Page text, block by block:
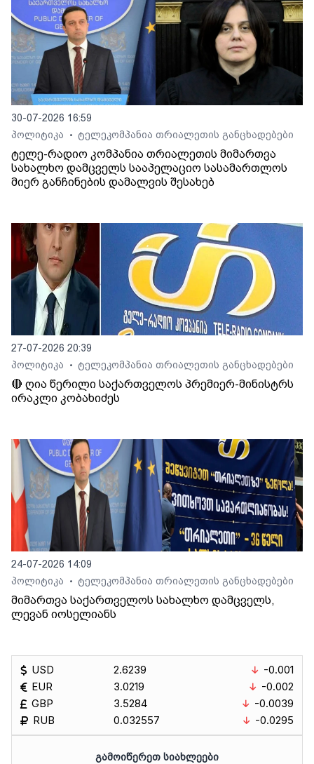
30-07-2026 16:59
პოლიტიკა
• ტელეკომპანია თრიალეთის განცხადებები
ტელე-რადიო კომპანია თრიალეთის მიმართვა
სახალხო დამცველს სააპელაციო სასამართლოს
მიერ განჩინების დამალვის შესახებ
27-07-2026 20:39
პოლიტიკა
• ტელეკომპანია თრიალეთის განცხადებები
🔴 ღია წერილი საქართველოს პრემიერ-მინისტრს
ირაკლი კობახიძეს
24-07-2026 14:09
პოლიტიკა
• ტელეკომპანია თრიალეთის განცხადებები
მიმართვა საქართველოს სახალხო დამცველს,
ლევან იოსელიანს
USD
EUR
GBP
RUB
2.6239
3.0219
3.5284
0.032557
-0.001
-0.002
-0.0039
-0.0295
ᲒᲐᲛᲝᲘᲬᲔᲠᲔᲗ ᲡᲘᲐᲮᲚᲔᲔᲑᲘ